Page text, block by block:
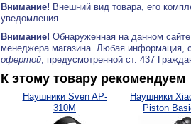
Внимание! Внешний вид товара, его
уведомления.
Внимание! Обнаруженная на данном
менеджера магазина. Любая информация,
офертой, предусмотренной ст. 437
К этому товару рекомендуем
Наушники Sven AP-
310M
Наушники
Piston